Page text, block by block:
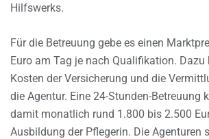
Hilfswerks.
Für die Betreuung gebe es einen
Euro am Tag je nach Qualifikation. Dazu
Kosten der Versicherung und die
die Agentur. Eine 24-Stunden-Betreuung
damit monatlich rund 1.800 bis 2.500
Ausbildung der Pflegerin. Die Agenturen